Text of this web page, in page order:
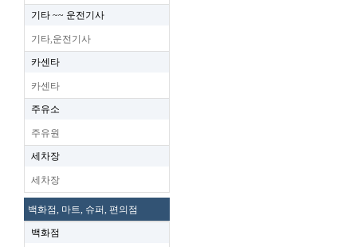
기타 ~~ 운전기사
기타,운전기사
카센타
카센타
주유소
주유원
세차장
세차장
백화점, 마트, 슈퍼, 편의점
백화점